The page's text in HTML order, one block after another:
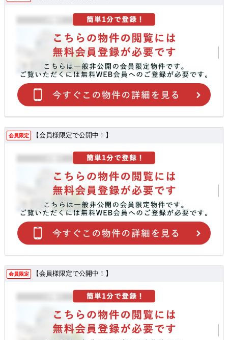
会員限定 【会員様限定で公開中！】
会員限定 【会員様限定で公開中！】